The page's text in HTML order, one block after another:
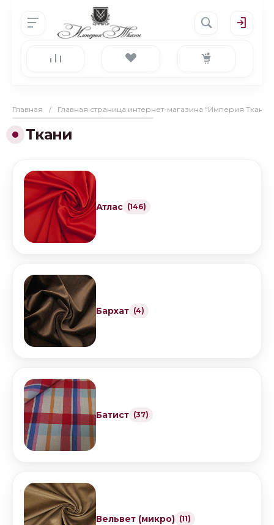
Главная / Главная страница интернет-магазина "Империя Ткани"
Ткани
Атлас (146)
Бархат (4)
Батист (37)
Вельвет (микро) (11)